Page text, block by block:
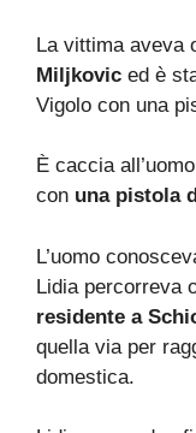
La vittima aveva
Miljkovic ed è
Vigolo con una
È caccia
con una pistola
L’uomo
Lidia percorreva
residente a
quella via per
domestica.